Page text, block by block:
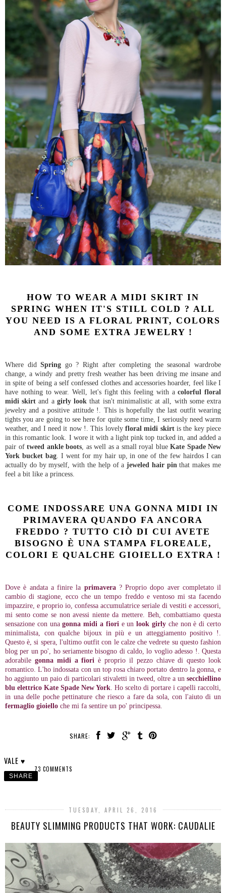
HOW TO WEAR A MIDI SKIRT IN
SPRING WHEN IT'S STILL COLD ? ALL
YOU NEED IS A FLORAL PRINT, COLORS
AND SOME EXTRA JEWELRY !
Where didSpring go ? Right after completing the seasonal wardrobe
change, a windy and pretty fresh weather has been driving me insane and
in spite of being a self confessed clothes and accessories hoarder, feel like I
have nothing to wear. Well, let's fight this feeling with acolorful floral
midi skirtand a girly look that isn't minimalistic at all, with some extra
jewelry and a positive attitude !. This is hopefully the last outfit wearing
tights you are going to see here for quite some time, I seriously need warm
weather, and I need it now !. This lovely floral midi skirt is the key piece
in this romantic look. I wore it with a light pink top tucked in, and added a
pair of tweed ankle boots, as well as a small royal blue Kate Spade New
York bucket bag. I went for my hair up, in one of the few hairdos I can
actually do by myself, with the help of ajeweled hair pinthat makes me
feel a bit like a princess.
COME INDOSSARE UNA GONNA MIDI IN
PRIMAVERA QUANDO FA ANCORA
FREDDO ? TUTTO CIÒ DI CUI AVETE
BISOGNO È UNA STAMPA FLOREALE,
COLORI E QUALCHE GIOIELLO EXTRA !
Dove è andata a finire la primavera? Proprio dopo aver completato il
cambio di stagione, ecco che un tempo freddo e ventoso mi sta facendo
impazzire, e proprio io, confessa accumulatrice seriale di vestiti e accessori,
mi sento come se non avessi niente da mettere. Beh, combattiamo questa
sensazione con unagonna midi a fiori e unlook girly che non è di certo
minimalista, con qualche bijoux in più e un atteggiamento positivo !.
Questo è, si spera, l'ultimo outfit con le calze che vedrete su questo fashion
blog per un po', ho seriamente bisogno di caldo, lo voglio adesso !. Questa
adorabile gonna midi a fiori è proprio il pezzo chiave di questo look
romantico. L'ho indossata con un top rosa chiaro portato dentro la gonna, e
ho aggiunto un paio di particolari stivaletti in tweed, oltre a un secchiellino
blu elettrico Kate Spade New York. Ho scelto di portare i capelli raccolti,
in una delle poche pettinature che riesco a fare da sola, con l'aiuto di un
fermaglio gioiello che mi fa sentire un po' principessa.
SHARE:
VALE ♥
73 COMMENTS
SHARE
TUESDAY, APRIL 26, 2016
BEAUTY SLIMMING PRODUCTS THAT WORK: CAUDALIE